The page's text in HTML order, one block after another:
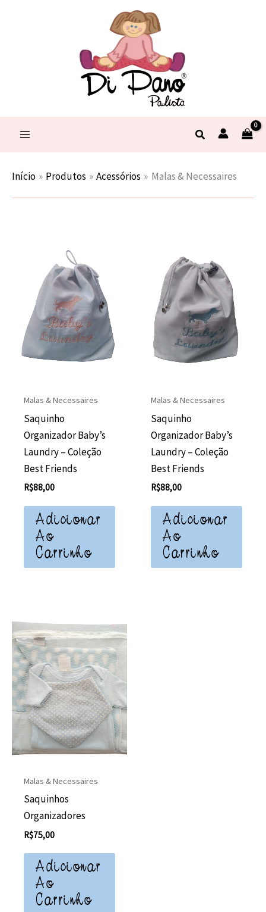
Pesquisar
Início Produtos Acessórios Malas & Necessaires
Malas & Necessaires
Saquinho
Organizador Baby’s
Laundry – Coleção
Best Friends
R$88,00
Adicionar
Ao
Carrinho
Malas & Necessaires
Saquinho
Organizador Baby’s
Laundry – Coleção
Best Friends
R$88,00
Adicionar
Ao
Carrinho
Malas & Necessaires
Saquinhos
Organizadores
R$75,00
Adicionar
Ao
Carrinho